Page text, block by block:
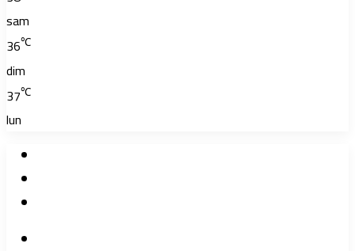
sam
36℃
dim
37℃
lun